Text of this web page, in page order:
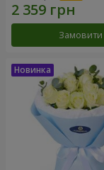
Замовити